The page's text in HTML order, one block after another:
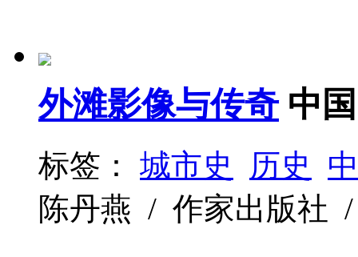
外滩影像与传奇 中
标签： 城市史 历史
陈丹燕 / 作家出版社 /